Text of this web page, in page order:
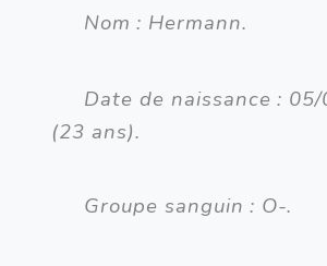
Nom : Hermann.
Date de naissance :
(23 ans).
Groupe sanguin : O-.